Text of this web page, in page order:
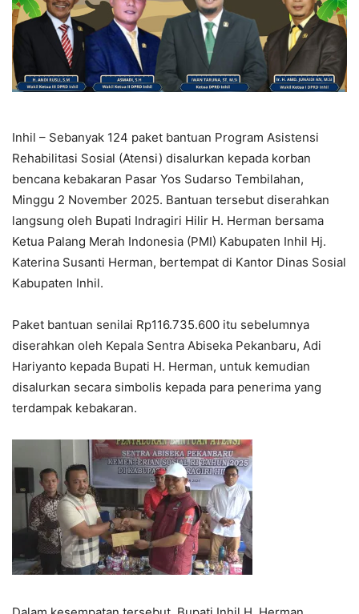
Inhil – Sebanyak 124 paket bantuan Program Asistensi
Rehabilitasi Sosial (Atensi) disalurkan kepada korban
bencana kebakaran Pasar Yos Sudarso Tembilahan,
Minggu 2 November 2025. Bantuan tersebut diserahkan
langsung oleh Bupati Indragiri Hilir H. Herman bersama
Ketua Palang Merah Indonesia (PMI) Kabupaten Inhil Hj.
Katerina Susanti Herman, bertempat di Kantor Dinas Sosial
Kabupaten Inhil.
Paket bantuan senilai Rp116.735.600 itu sebelumnya
diserahkan oleh Kepala Sentra Abiseka Pekanbaru, Adi
Hariyanto kepada Bupati H. Herman, untuk kemudian
disalurkan secara simbolis kepada para penerima yang
terdampak kebakaran.